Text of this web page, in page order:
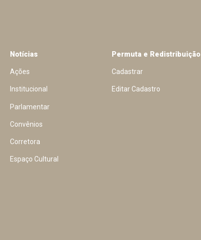
Notícias
Ações
Institucional
Parlamentar
Convênios
Corretora
Espaço Cultural
Permuta e Redistribuição
Cadastrar
Editar Cadastro